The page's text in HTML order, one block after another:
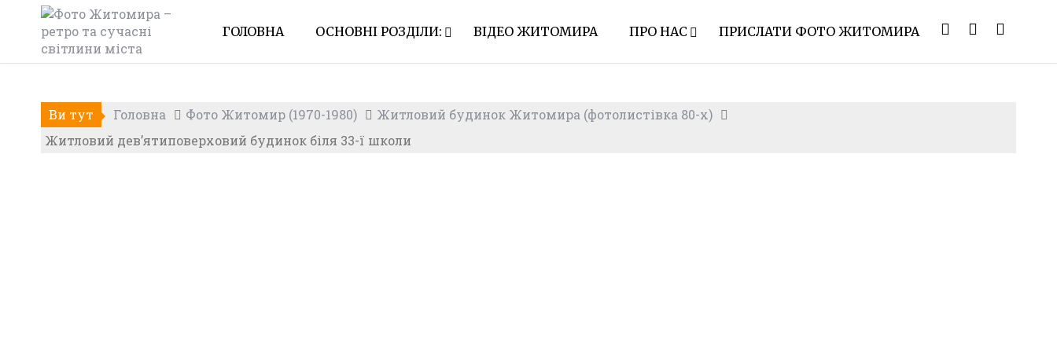
content
ГОЛОВНА ОСНОВНІ РОЗДІЛИ: ВІДЕО ЖИТОМИРА ПРО НАС ПРИСЛАТИ ФОТО ЖИТОМИРА
Ви тут Головна Фото Житомир (1970-1980)
Житловий будинок Житомира (фотолистівка 80-х)
Житловий дев’ятиповерховий будинок біля 33-ї школи